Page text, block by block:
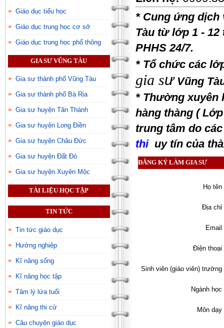
Giáo dục tiểu học
Giáo dục trung học cơ sở
Giáo dục trung học phổ thông
GIA SƯ VŨNG TÀU
Gia sư thành phố Vũng Tàu
Gia sư thành phố Bà Rịa
Gia sư huyện Tân Thành
Gia sư huyện Long Điền
Gia sư huyện Châu Đức
Gia sư huyện Đất Đỏ
Gia sư huyện Xuyên Mộc
TÀI LIỆU HỌC TẬP
TIN TỨC
Tin tức giáo dục
Hướng nghiệp
Kĩ năng sống
Kĩ năng học tập
Tâm lý lứa tuổi
Kĩ năng thi cử
Câu chuyện giáo dục
* Cung ứng dịch
Tàu từ lớp 1 -
PHHS 24/7.
* Tổ chức các
gia sư Vũng
* Thường xuyên
hàng thàng (
trung tâm do
thi uy tín của
ĐĂNG KÝ LÀM GIA SƯ
Họ tên
Địa chỉ
Email
Điện thoại
Sinh viên (giáo viên) trường
Ngành học
Môn dạy